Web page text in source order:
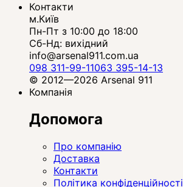
Контакти
м.Київ
Пн-Пт з 10:00 до 18:00
Сб-Нд: вихідний
info@arsenal911.com.ua
098 311-99-11063 395-14-13
© 2012—2026 Arsenal 911
Компанія
Допомога
Про компанію
Доставка
Контакти
Політика конфіденційності